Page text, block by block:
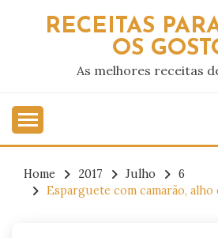
RECEITAS
OS
As melhores receitas
Home 2017 Julho
6
Esparguete com camarão,